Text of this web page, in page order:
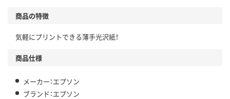
商品の特徴
気軽にプリントできる薄手光沢紙！
商品仕様
メーカー：エプソン
ブランド：エプソン